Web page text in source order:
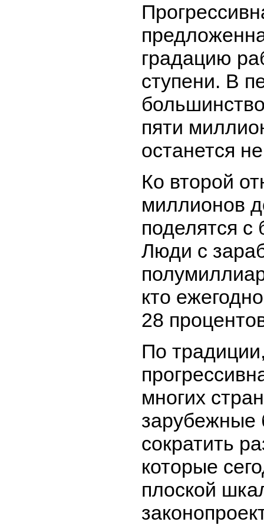
градацию
ступени. В
пяти
останется
Ко второй
миллионов
поделятся
Люди с
кто
28
По
многих
зарубежные
сократить
которые
плоской